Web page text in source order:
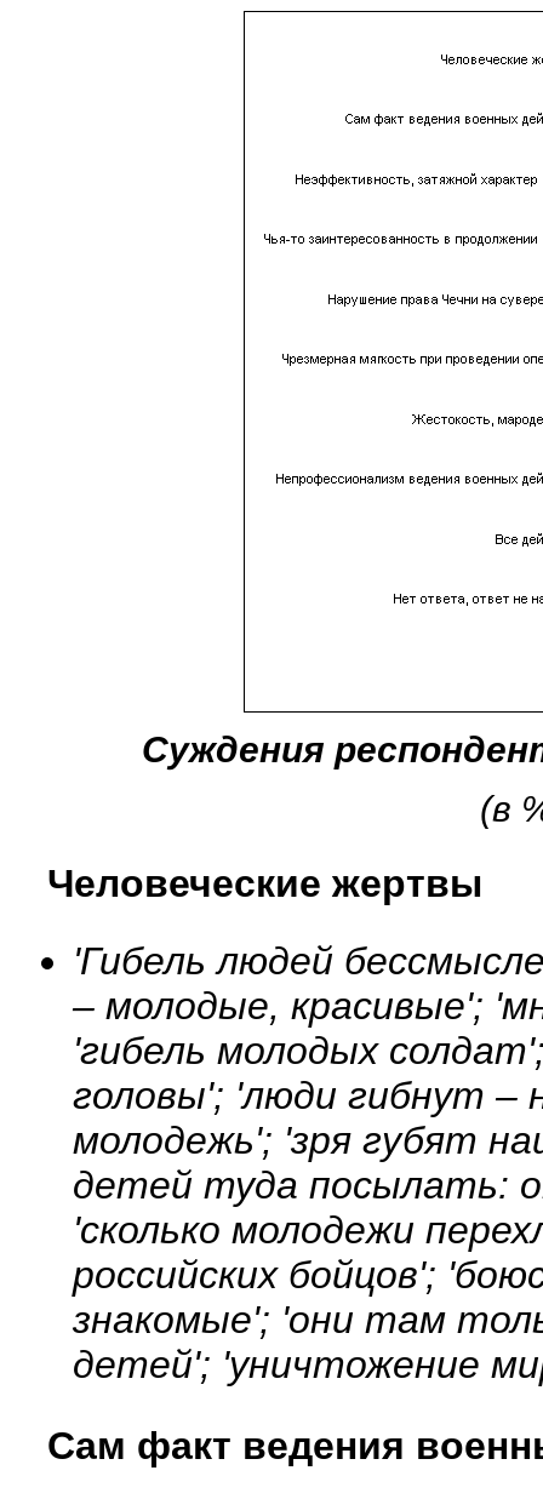
Суждения
(в
Человеческие жертвы
'Гибель людей
– молодые, красивые';
'гибель молодых
головы'; 'люди гибнут –
молодежь'; 'зря губят
детей туда посылать:
'сколько молодежи
российских бойцов';
знакомые'; 'они там
детей'; 'уничтожение
Сам факт ведения